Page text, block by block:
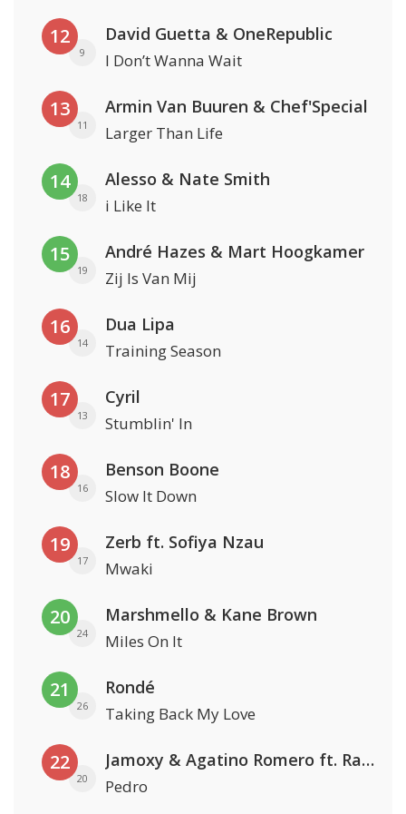
12
9
David Guetta & OneRepublic
I Don’t Wanna Wait
13
11
Armin Van Buuren & Chef'Special
Larger Than Life
14
18
Alesso & Nate Smith
i Like It
15
19
André Hazes & Mart Hoogkamer
Zij Is Van Mij
16
14
Dua Lipa
Training Season
17
13
Cyril
Stumblin' In
18
16
Benson Boone
Slow It Down
19
17
Zerb ft. Sofiya Nzau
Mwaki
20
24
Marshmello & Kane Brown
Miles On It
21
26
Rondé
Taking Back My Love
22
20
Jamoxy & Agatino Romero ft. Raffaella Carrà
Pedro